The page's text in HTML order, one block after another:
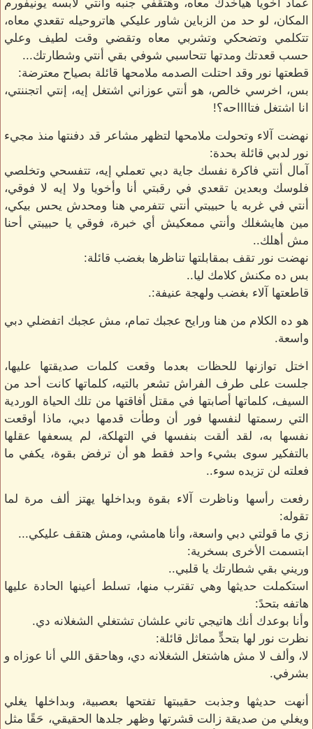
عماد أخويا هياخدك معاه، وهتقفي جنبه وأنتي لابسه يونيفورم
المكان، لو حد من الزباين شاور عليكي هاتروحيله تقعدي معاه،
تتكلمي وتضحكي وتشربي معاه وتقضي وقت لطيف وعلي
حسب قعدتك ومدتها تتحاسبي شوفي بقي أنتي وشطارتك...
قطعتها نور وقد احتلت الصدمه ملامحها قائلة بصياح معترضة:
بس، اخرسي خالص، هو أنتي عوزاني اشتغل إيه، إنتي اتجننتي،
انا اشتغل فتااااحه؟!
نهضت آلاء وتحولت ملامحها لتظهر مشاعر قد دفنتها منذ مجيء
نور لدبي قائلة بحدة:
آمال أنتي فاكرة نفسك جاية دبي تعملي إيه، تتفسحي وتخلصي
فلوسك وبعدين تقعدي في رقبتي أنا وأخويا ولا إيه لا فوقي،
أنتي في غربه يا حبيبتي أنتي تتفرمي هنا ومحدش يحس بيكي،
مين هايشغلك وأنتي ممعكيش أي خبرة، فوقي يا حبيبتي أحنا
مش أهلك..
نهضت نور تقف بمقابلتها تناظرها بغضب قائلة:
بس ده مكنش كلامك ليا..
قاطعتها آلاء بغضب ولهجة عنيفة:.
هو ده الكلام من هنا ورايح عجبك تمام، مش عجبك اتفضلي دبي
واسعة.
اختل توازنها للحظات بعدما وقعت كلمات صديقتها عليها،
جلست على طرف الفراش تشعر بالتيه، كلماتها كانت أحد من
السيف، كلماتها أصابتها في مقتل أفاقتها من تلك الحياة الوردية
التي رسمتها لنفسها فور أن وطأت قدمها دبي، ماذا أوقعت
نفسها به، لقد ألقت بنفسها في التهلكة، لم يسعفها عقلها
بالتفكير سوى بشيء واحد فقط هو أن ترفض بقوة، يكفي ما
فعلته لن تزيده سوء..
رفعت رأسها وناظرت آلاء بقوة وبداخلها يهتز ألف مرة لما
تقوله:
زي ما قولتي دبي واسعة، وأنا هامشي، ومش هتقف عليكي...
ابتسمت الأخرى بسخرية:
وريني بقي شطارتك يا قلبي..
استكملت حديثها وهي تقترب منها، تسلط أعينها الحادة عليها
هاتفه بتحدً:
وأنا بوعدك أنك هاتيجي تاني علشان تشتغلي الشغلانه دي.
نظرت نور لها بتحدٍّ مماثل قائلة:
لا، وألف لا مش هاشتغل الشغلانه دي، وهاحقق اللي أنا عوزاه و
بشرفي.
أنهت حديثها وجذبت حقيبتها تفتحها بعصبية، وبداخلها يغلي
ويغلي من صديقة زالت قشرتها وظهر جلدها الحقيقي، حَقًا مثل